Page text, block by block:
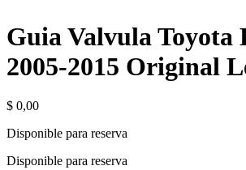
Guia Valvula Toyota
2005-2015 Original
$ 0,00
Disponible para reserva
Disponible para reserva